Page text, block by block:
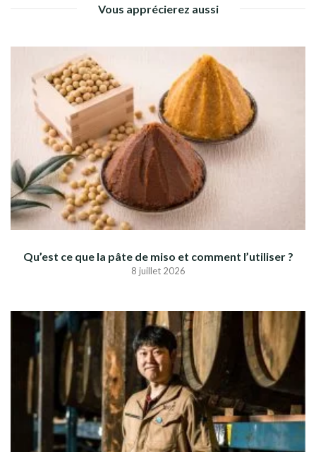
Vous apprécierez aussi
Qu’est ce que la pâte de miso et comment l’utiliser ?
8 juillet 2026